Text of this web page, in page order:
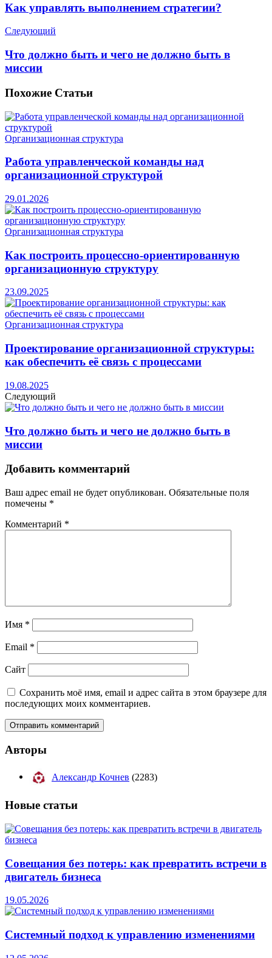
Как управлять выполнением стратегии?
Следующий
Что должно быть и чего не должно быть в
миссии
Похожие Статьи
Организационная структура
Работа управленческой команды над
организационной структурой
29.01.2026
Организационная структура
Как построить процессно-ориентированную
организационную структуру
23.09.2025
Организационная структура
Проектирование организационной структуры:
как обеспечить её связь с процессами
19.08.2025
Следующий
Что должно быть и чего не должно быть в
миссии
Добавить комментарий
Ваш адрес email не будет опубликован. Обязательные поля
помечены *
Комментарий *
Имя *
Email *
Сайт
Сохранить моё имя, email и адрес сайта в этом браузере для
последующих моих комментариев.
Авторы
Александр Кочнев (2283)
Новые статьи
Совещания без потерь: как превратить встречи в
двигатель бизнеса
19.05.2026
Системный подход к управлению изменениями